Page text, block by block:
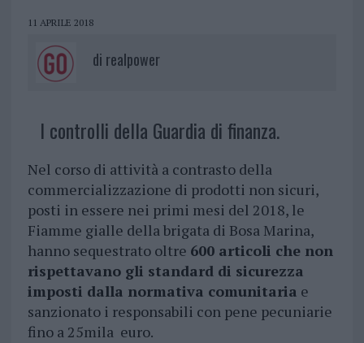
11 APRILE 2018
di realpower
I controlli della Guardia di finanza.
Nel corso di attività a contrasto della
commercializzazione di prodotti non sicuri,
posti in essere nei primi mesi del 2018, le
Fiamme gialle della brigata di Bosa Marina,
hanno sequestrato oltre 600 articoli che non
rispettavano gli standard di sicurezza
imposti dalla normativa comunitaria e
sanzionato i responsabili con pene pecuniarie
fino a 25mila euro.